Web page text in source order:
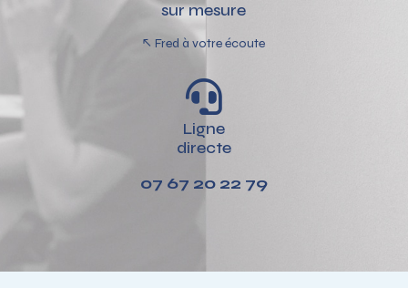
sur mesure
↖ Fred à votre écoute

Ligne
directe
07 67 20 22 79